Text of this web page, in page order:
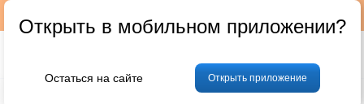
Фрукты и овощи Мясо Птица
Открыть в мобильном приложении?
Остаться на сайте Открыть приложение